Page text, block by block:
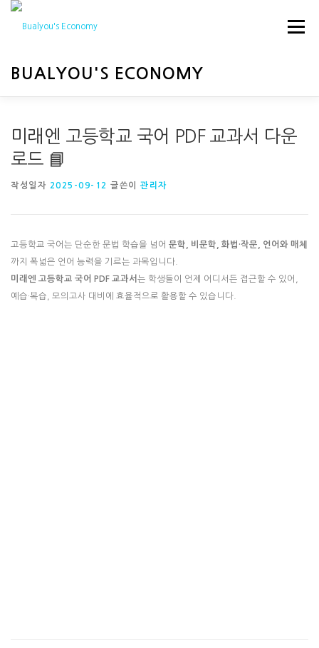
BUALYOU'S ECONOMY
메뉴
미래엔 고등학교 국어 PDF 교과서 다운
로드 📘
작성일자 2025-09-12 글쓴이 관리자
고등학교 국어는 단순한 문법 학습을 넘어 문학, 비문학, 화법·작문, 언어와 매체
까지 폭넓은 언어 능력을 기르는 과목입니다.
미래엔 고등학교 국어 PDF 교과서 는 학생들이 언제 어디서든 접근할 수 있어,
예습·복습, 모의고사 대비에 효율적으로 활용할 수 있습니다.